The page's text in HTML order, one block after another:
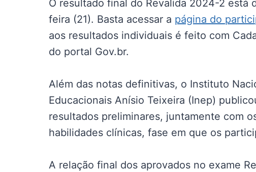
O resultado final do Revalida 2024-2 está
feira (21). Basta acessar a página do
aos resultados individuais é feito com
do portal Gov.br.
Além das notas definitivas, o Instituto
Educacionais Anísio Teixeira (Inep)
resultados preliminares, juntamente com
habilidades clínicas, fase em que os
A relação final dos aprovados no exame